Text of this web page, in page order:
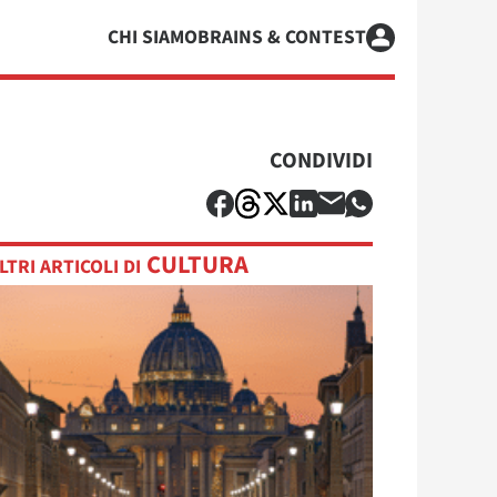
CHI SIAMOBRAINS & CONTEST
CONDIVIDI
ARTICOLI DI CULTURA